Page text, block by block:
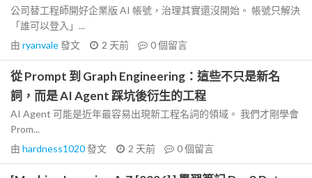
公司替工程師開好企業版 AI 帳號，治理其實還沒開始。 帳號只解決
「誰可以登入」...
由 ryanvale發文 2 天前 0個留言
從 Prompt 到 Graph Engineering：這些不只是新名
詞，而是 AI Agent 踩坑後衍生的工程
AI Agent 可能是近年最容易出現新工程名詞的領域。 我們才剛學會
Prom...
由 hardness1020發文 2 天前 0個留言